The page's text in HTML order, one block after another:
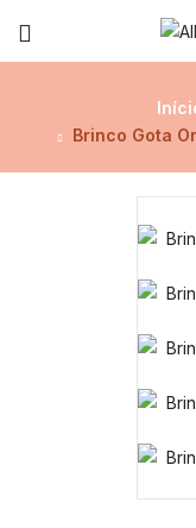
Brinco Gota